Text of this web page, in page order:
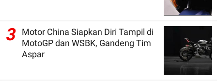
3
Motor China Siapkan Diri Tampil di
MotoGP dan WSBK, Gandeng Tim
Aspar